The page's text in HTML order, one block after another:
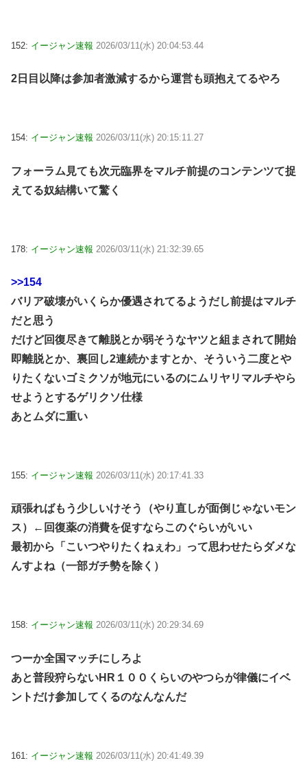
152: イージャン速報 2026/03/11(水) 20:04:53.44
2日目以降は参加者激減するから運営も頭抱えてるやろ
154: イージャン速報 2026/03/11(水) 20:15:11.27
フォーラム見ても次元臨界をマルチ前提のコンテンツて捉
えてる奴結構いて驚く
178: イージャン速報 2026/03/11(水) 21:32:39.65
>>154
バリア破壊がいくらか優遇されてるようだし前提はマルチ
だと思う
だけど回復尽きて離脱とか弱そうなヤツと組まされて開始
即離脱とか、裏回し2連続かますとか、そういう二度とや
りたくないゴミクソが地元にいるのにムリヤリマルチやら
せようとするゲリクソ仕様
あとムダに重い
155: イージャン速報 2026/03/11(水) 20:17:41.33
頑張ればもう少しいけそう（やり直しが面倒じゃないモン
ス）←回復薬の消費を促すならこのぐらいがいい
最初から「こいつやりたくねぇわ」って思わせたらダメな
んすよね（一部ガチ勢を除く）
158: イージャン速報 2026/03/11(水) 20:29:34.69
つーか全国マッチにしろよ
あと普段狩らないHR１００くらいのやつらが律儀にイベ
ントだけ参加してくるのなんなんだ
161: イージャン速報 2026/03/11(水) 20:41:49.39